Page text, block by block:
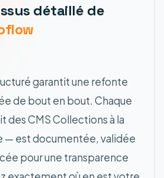
détaillé de
garantit une refonte
de bout en bout. Chaque
des CMS Collections à la
— est documentée, validée
pour une transparence